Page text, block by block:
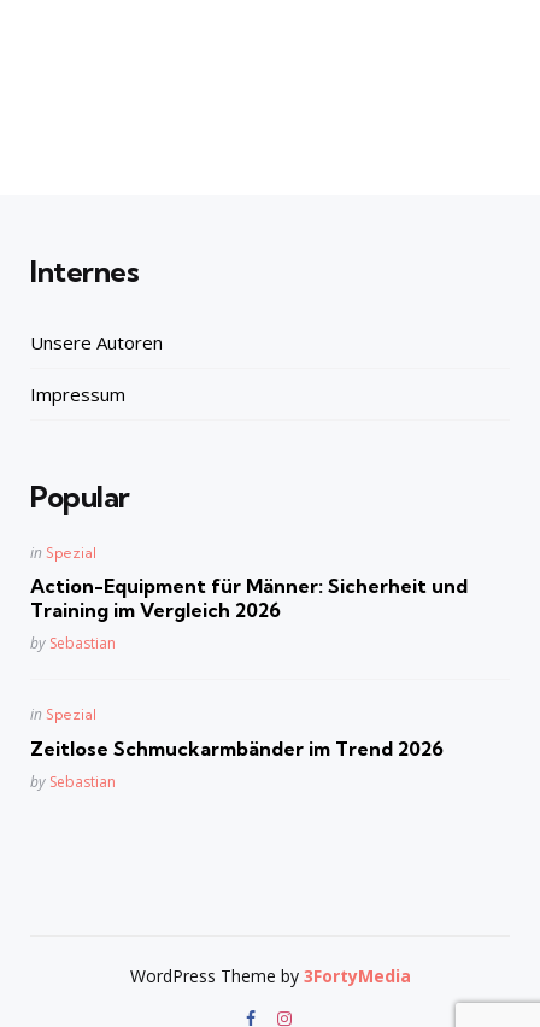
Internes
Unsere Autoren
Impressum
Popular
Posted
in Spezial
Action-Equipment für Männer: Sicherheit und
Training im Vergleich 2026
Posted
by Sebastian
Posted
in Spezial
Zeitlose Schmuckarmbänder im Trend 2026
Posted
by Sebastian
WordPress Theme by 3FortyMedia